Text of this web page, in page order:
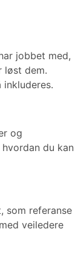
jobbet med,
løst dem.
og
du kan
som referanse
veiledere